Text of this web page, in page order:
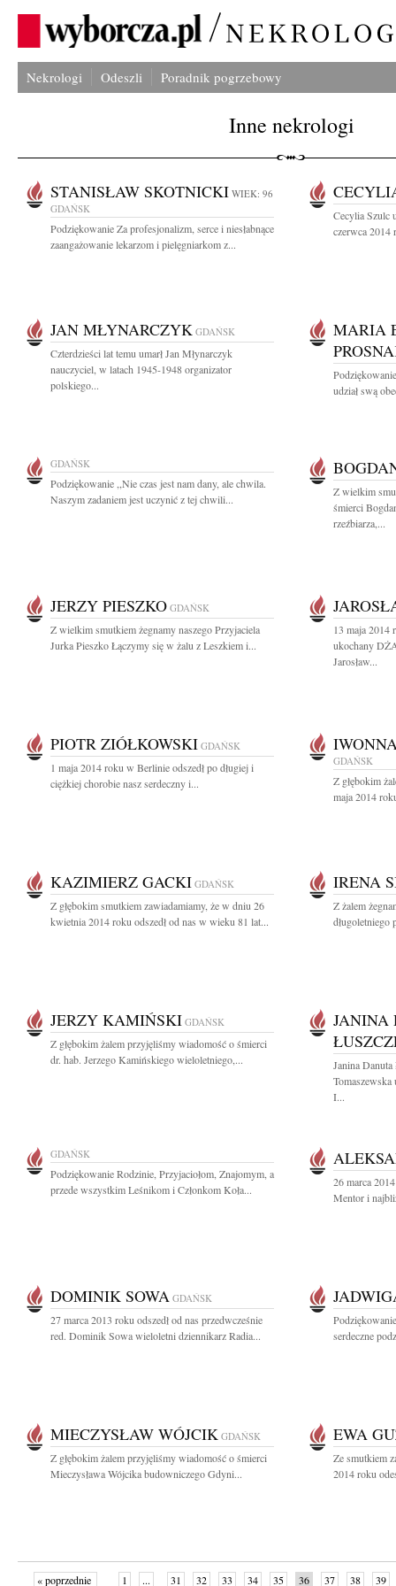
Nekrologi Odeszli Poradnik pogrzebowy
Inne nekrologi
STANISŁAW SKOTNICKI WIEK: 96
GDAŃSK
Podziękowanie Za profesjonalizm, serce i niesłabnące
zaangażowanie lekarzom i pielęgniarkom z...
Cecylia Szulc
czerwca 2014
JAN MŁYNARCZYK GDAŃSK
Czterdzieści lat temu umarł Jan Młynarczyk
nauczyciel, w latach 1945-1948 organizator
polskiego...
MARIA
udział swą
GDAŃSK
Podziękowanie ,,Nie czas jest nam dany, ale chwila.
Naszym zadaniem jest uczynić z tej chwili...
Z wielkim
śmierci
rzeźbiarza,...
JERZY PIESZKO GDAŃSK
Z wielkim smutkiem żegnamy naszego Przyjaciela
Jurka Pieszko Łączymy się w żalu z Leszkiem i...
13 maja 2014
ukochany
Jarosław...
PIOTR ZIÓŁKOWSKI GDAŃSK
1 maja 2014 roku w Berlinie odszedł po długiej i
ciężkiej chorobie nasz serdeczny i...
GDAŃSK
Z głębokim
maja 2014
KAZIMIERZ GACKI GDAŃSK
Z głębokim smutkiem zawiadamiamy, że w dniu 26
kwietnia 2014 roku odszedł od nas w wieku 81 lat...
IRENA
Z żalem
długoletniego
JERZY KAMIŃSKI GDAŃSK
Z głębokim żalem przyjęliśmy wiadomość o śmierci
dr. hab. Jerzego Kamińskiego wieloletniego,...
JANINA
Janina
I...
GDAŃSK
Podziękowanie Rodzinie, Przyjaciołom, Znajomym, a
przede wszystkim Leśnikom i Członkom Koła...
26 marca
Mentor i
DOMINIK SOWA GDAŃSK
27 marca 2013 roku odszedł od nas przedwcześnie
red. Dominik Sowa wieloletni dziennikarz Radia...
serdeczne
MIECZYSŁAW WÓJCIK GDAŃSK
Z głębokim żalem przyjęliśmy wiadomość o śmierci
Mieczysława Wójcika budowniczego Gdyni...
EWA
Ze smutkiem
2014 roku
« poprzednie 1 ... 31 32 33 34 35 36 37 38 39